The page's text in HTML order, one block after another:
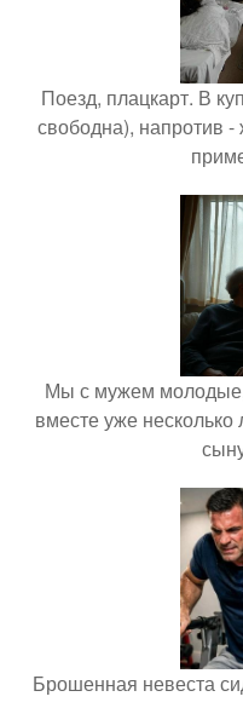
Поезд, плацкарт. В
свободна), напротив
Мы с мужем
вместе уже несколько
Брошенная невеста